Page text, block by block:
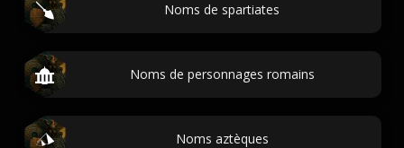
Noms de spartiates
Noms de personnages romains
Noms aztèques